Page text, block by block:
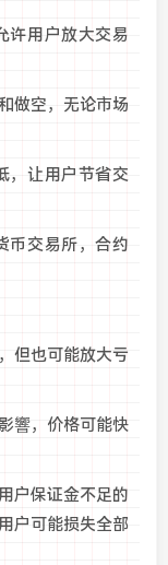
许用户放大交易
做空，无论市场
，让用户节省交
币交易所，合约
但也可能放大亏
響，价格可能快
户保证金不足的
户可能损失全部